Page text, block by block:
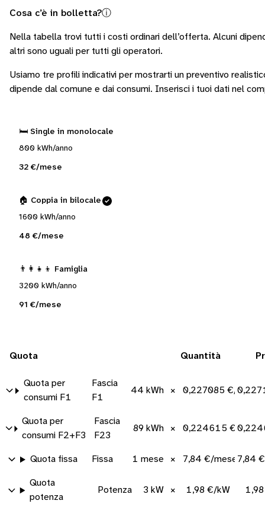
Cosa c’è in bolletta?ⓘ
Nella tabella trovi tutti i costi ordinari dell’offerta. Alcuni
altri sono uguali per tutti gli operatori.
Usiamo tre profili indicativi per mostrarti un preventivo
dipende dal comune e dai consumi. Inserisci i tuoi dati nel
🛏️ Single in monolocale
800 kWh/anno
32 €/mese
🏠 Coppia in bilocale
1600 kWh/anno
48 €/mese
👨‍👩‍👧‍👦 Famiglia
3200 kWh/anno
91 €/mese
Quota Quantità
Quota per
consumi F1
Fascia
F1
44 kWh × 0,227085 €/kWh
Quota per
consumi F2+F3
Fascia
F23
89 kWh × 0,224615 €/kWh
Quota fissa Fissa 1 mese × 7,84 €/mese 7,84
Quota
potenza
Potenza 3 kW × 1,98 €/kW